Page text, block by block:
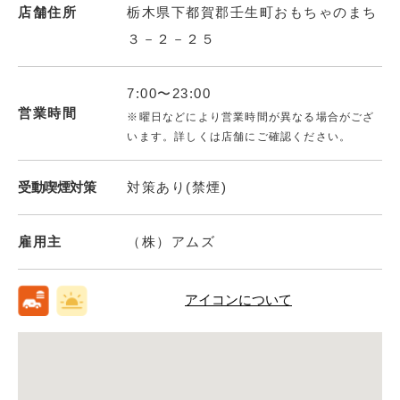
店舗住所
栃木県下都賀郡壬生町おもちゃのまち
３－２－２５
営業時間
7:00〜23:00
※曜日などにより営業時間が異なる場合がござ
います。詳しくは店舗にご確認ください。
受動喫煙対策 対策あり(禁煙)
雇用主 （株）アムズ
アイコンについて